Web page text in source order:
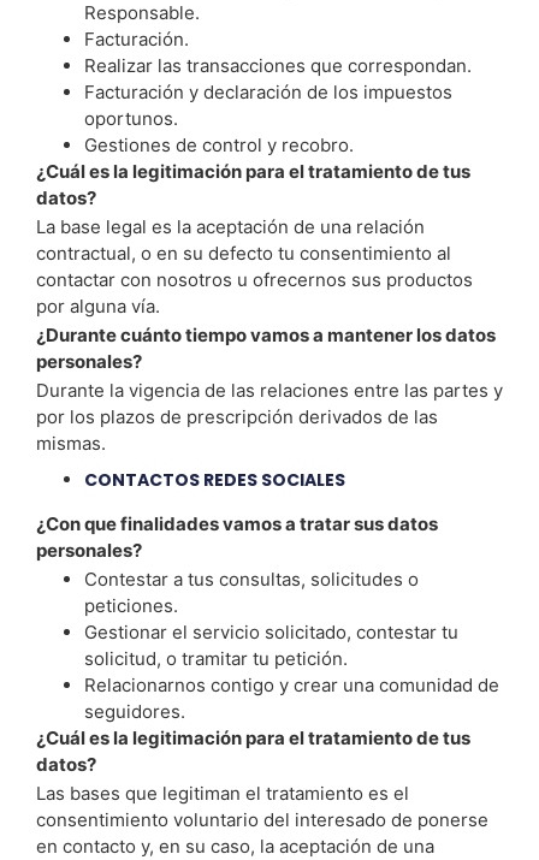
Responsable.
Facturación.
Realizar las transacciones que correspondan.
Facturación y declaración de los impuestos
oportunos.
Gestiones de control y recobro.
¿Cuál es la legitimación para el tratamiento de tus
datos?
La base legal es la aceptación de una relación
contractual, o en su defecto tu consentimiento al
contactar con nosotros u ofrecernos sus productos
por alguna vía.
¿Durante cuánto tiempo vamos a mantener los datos
personales?
Durante la vigencia de las relaciones entre las partes y
por los plazos de prescripción derivados de las
mismas.
CONTACTOS REDES SOCIALES
¿Con que finalidades vamos a tratar sus datos
personales?
Contestar a tus consultas, solicitudes o
peticiones.
Gestionar el servicio solicitado, contestar tu
solicitud, o tramitar tu petición.
Relacionarnos contigo y crear una comunidad de
seguidores.
¿Cuál es la legitimación para el tratamiento de tus
datos?
Las bases que legitiman el tratamiento es el
consentimiento voluntario del interesado de ponerse
en contacto y, en su caso, la aceptación de una